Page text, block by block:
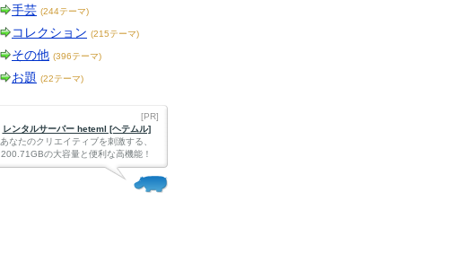
手芸 (244テーマ)
コレクション (215テーマ)
その他 (396テーマ)
お題 (22テーマ)
[PR]
レンタルサーバー heteml [ヘテムル]
あなたのクリエイティブを刺激する、
200.71GBの大容量と便利な高機能！